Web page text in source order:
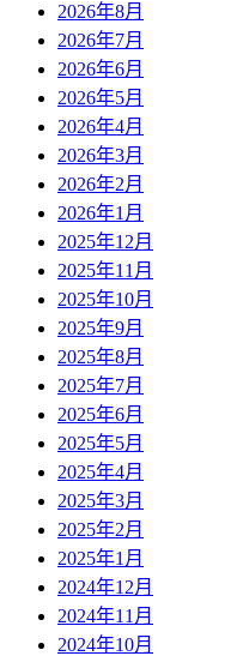
2026年8月
2026年7月
2026年6月
2026年5月
2026年4月
2026年3月
2026年2月
2026年1月
2025年12月
2025年11月
2025年10月
2025年9月
2025年8月
2025年7月
2025年6月
2025年5月
2025年4月
2025年3月
2025年2月
2025年1月
2024年12月
2024年11月
2024年10月